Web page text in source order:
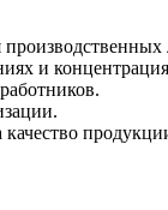
и